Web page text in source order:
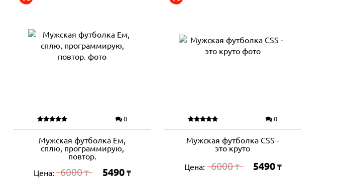
0
Мужская футболка Ем,
сплю, программирую,
повтор.
Цена: 6000₸ 5490 ₸
0
Мужская футболка CSS -
это круто
Цена: 6000₸ 5490 ₸